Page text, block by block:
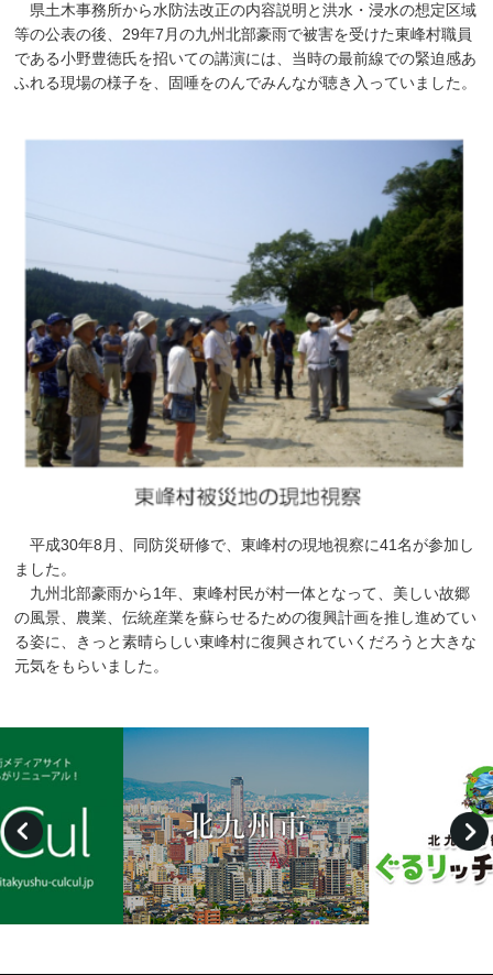
県土木事務所から水防法改正の内容説明と洪水・浸水の想定区域
等の公表の後、29年7月の九州北部豪雨で被害を受けた東峰村職員
である小野豊徳氏を招いての講演には、当時の最前線での緊迫感あ
ふれる現場の様子を、固唾をのんでみんなが聴き入っていました。
平成30年8月、同防災研修で、東峰村の現地視察に41名が参加し
ました。
九州北部豪雨から1年、東峰村民が村一体となって、美しい故郷
の風景、農業、伝統産業を蘇らせるための復興計画を推し進めてい
る姿に、きっと素晴らしい東峰村に復興されていくだろうと大きな
元気をもらいました。